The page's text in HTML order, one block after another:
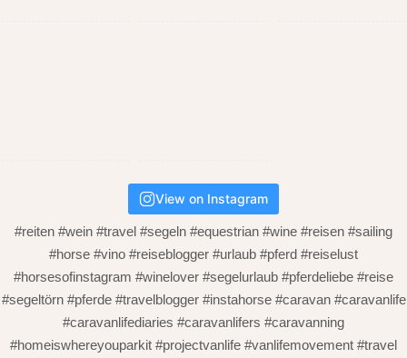
View on Instagram
#reiten #wein #travel #segeln #equestrian #wine #reisen #sailing
#horse #vino #reiseblogger #urlaub #pferd #reiselust
#horsesofinstagram #winelover #segelurlaub #pferdeliebe #reise
#segeltörn #pferde #travelblogger #instahorse #caravan #caravanlife
#caravanlifediaries #caravanlifers #caravanning
#homeiswhereyouparkit #projectvanlife #vanlifemovement #travel